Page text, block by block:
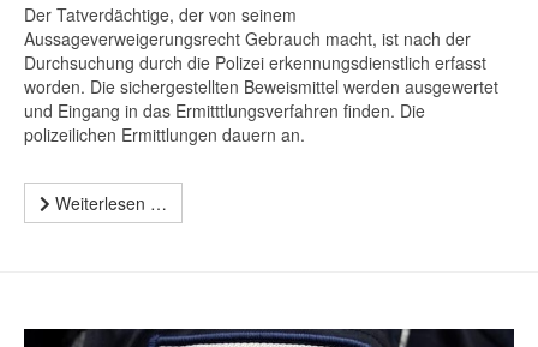
Der Tatverdächtige, der von seinem
Aussageverweigerungsrecht Gebrauch macht, ist nach der
Durchsuchung durch die Polizei erkennungsdienstlich erfasst
worden. Die sichergestellten Beweismittel werden ausgewertet
und Eingang in das Ermitttlungsverfahren finden. Die
polizeilichen Ermittlungen dauern an.
Weiterlesen …